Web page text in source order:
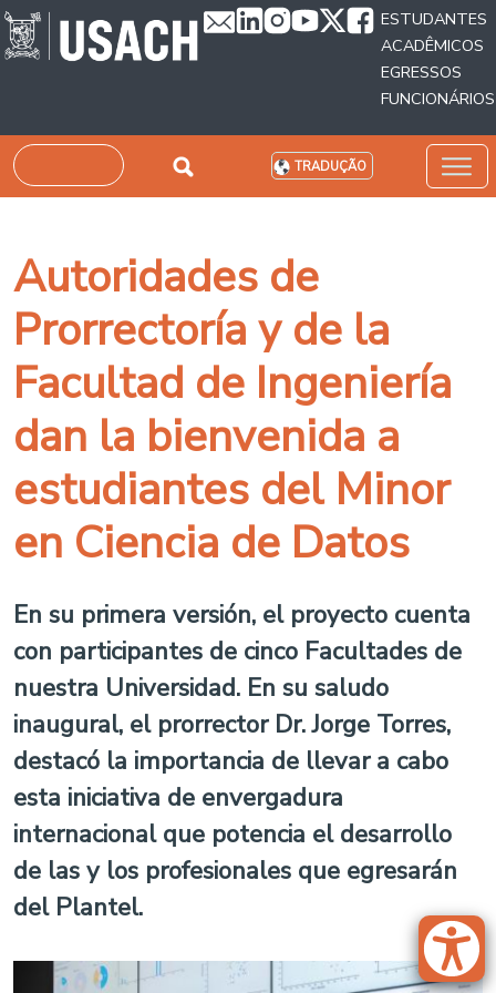
Passar para o conteúdo principal
ESTUDANTES
ACADÊMICOS
EGRESSOS
FUNCIONÁRIOS
Pesquisar TRADUÇÃO
Autoridades de
Prorrectoría y de la
Facultad de Ingeniería
dan la bienvenida a
estudiantes del Minor
en Ciencia de Datos
En su primera versión, el proyecto cuenta
con participantes de cinco Facultades de
nuestra Universidad. En su saludo
inaugural, el prorrector Dr. Jorge Torres,
destacó la importancia de llevar a cabo
esta iniciativa de envergadura
internacional que potencia el desarrollo
de las y los profesionales que egresarán
del Plantel.